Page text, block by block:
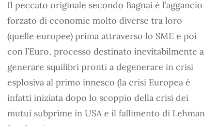
Il peccato originale secondo Bagnai è l’aggancio
forzato di economie molto diverse tra loro
(quelle europee) prima attraverso lo SME e poi
con l’Euro, processo destinato inevitabilmente a
generare squilibri pronti a degenerare in crisi
esplosiva al primo innesco (la crisi Europea è
infatti iniziata dopo lo scoppio della crisi dei
mutui subprime in USA e il fallimento di Lehman